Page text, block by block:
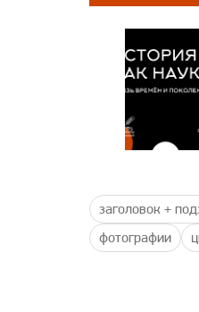
заголовок +
фотографии